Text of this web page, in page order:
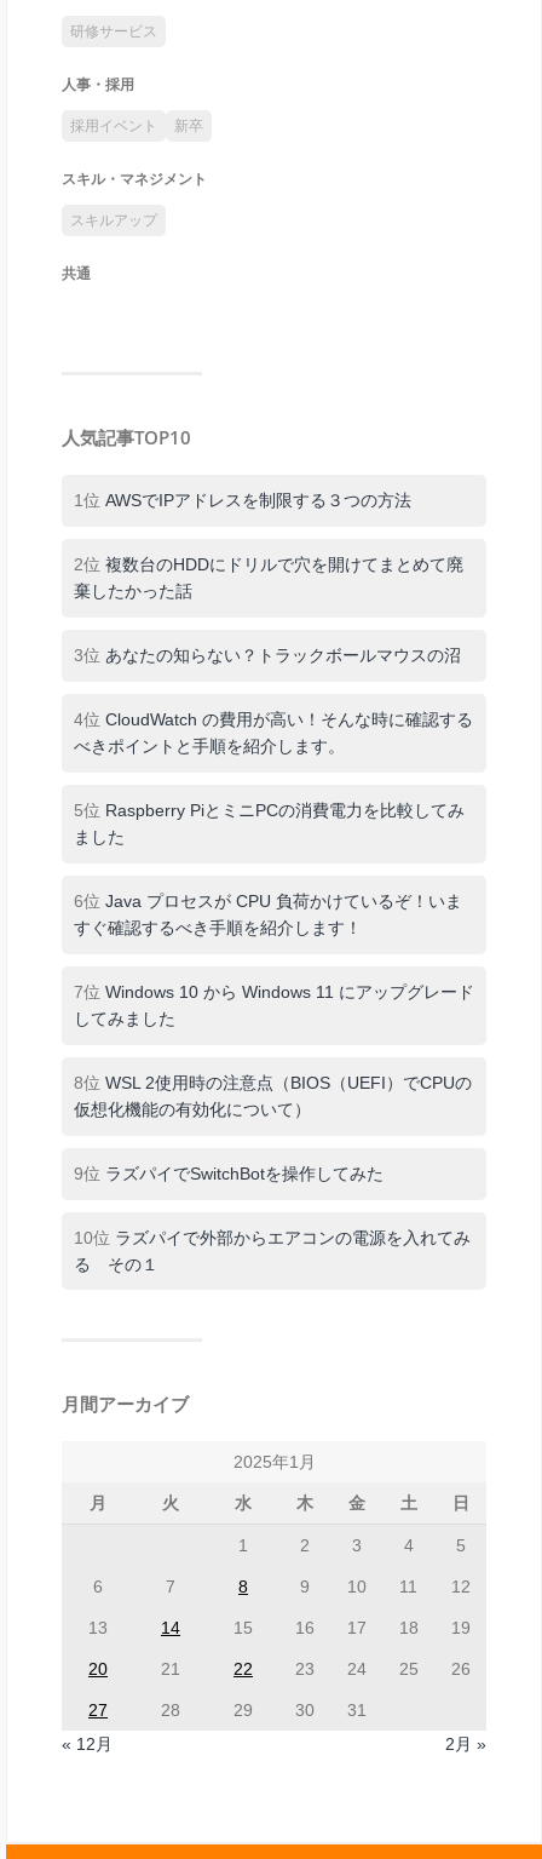
研修サービス
人事・採用
採用イベント 新卒
スキル・マネジメント
スキルアップ
共通
人気記事TOP10
1位 AWSでIPアドレスを制限する３つの方法
2位 複数台のHDDにドリルで穴を開けてまとめて廃
棄したかった話
3位 あなたの知らない？トラックボールマウスの沼
4位 CloudWatch の費用が高い！そんな時に確認する
べきポイントと手順を紹介します。
5位 Raspberry PiとミニPCの消費電力を比較してみ
ました
6位 Java プロセスが CPU 負荷かけているぞ！いま
すぐ確認するべき手順を紹介します！
7位 Windows 10 から Windows 11 にアップグレード
してみました
8位 WSL 2使用時の注意点（BIOS（UEFI）でCPUの
仮想化機能の有効化について）
9位 ラズパイでSwitchBotを操作してみた
10位 ラズパイで外部からエアコンの電源を入れてみ
る その１
月間アーカイブ
2025年1月
月 火 水 木 金 土 日
1 2 3 4 5
6 7 8 9 10 11 12
13 14 15 16 17 18 19
20 21 22 23 24 25 26
27 28 29 30
31
« 12月
2月 »